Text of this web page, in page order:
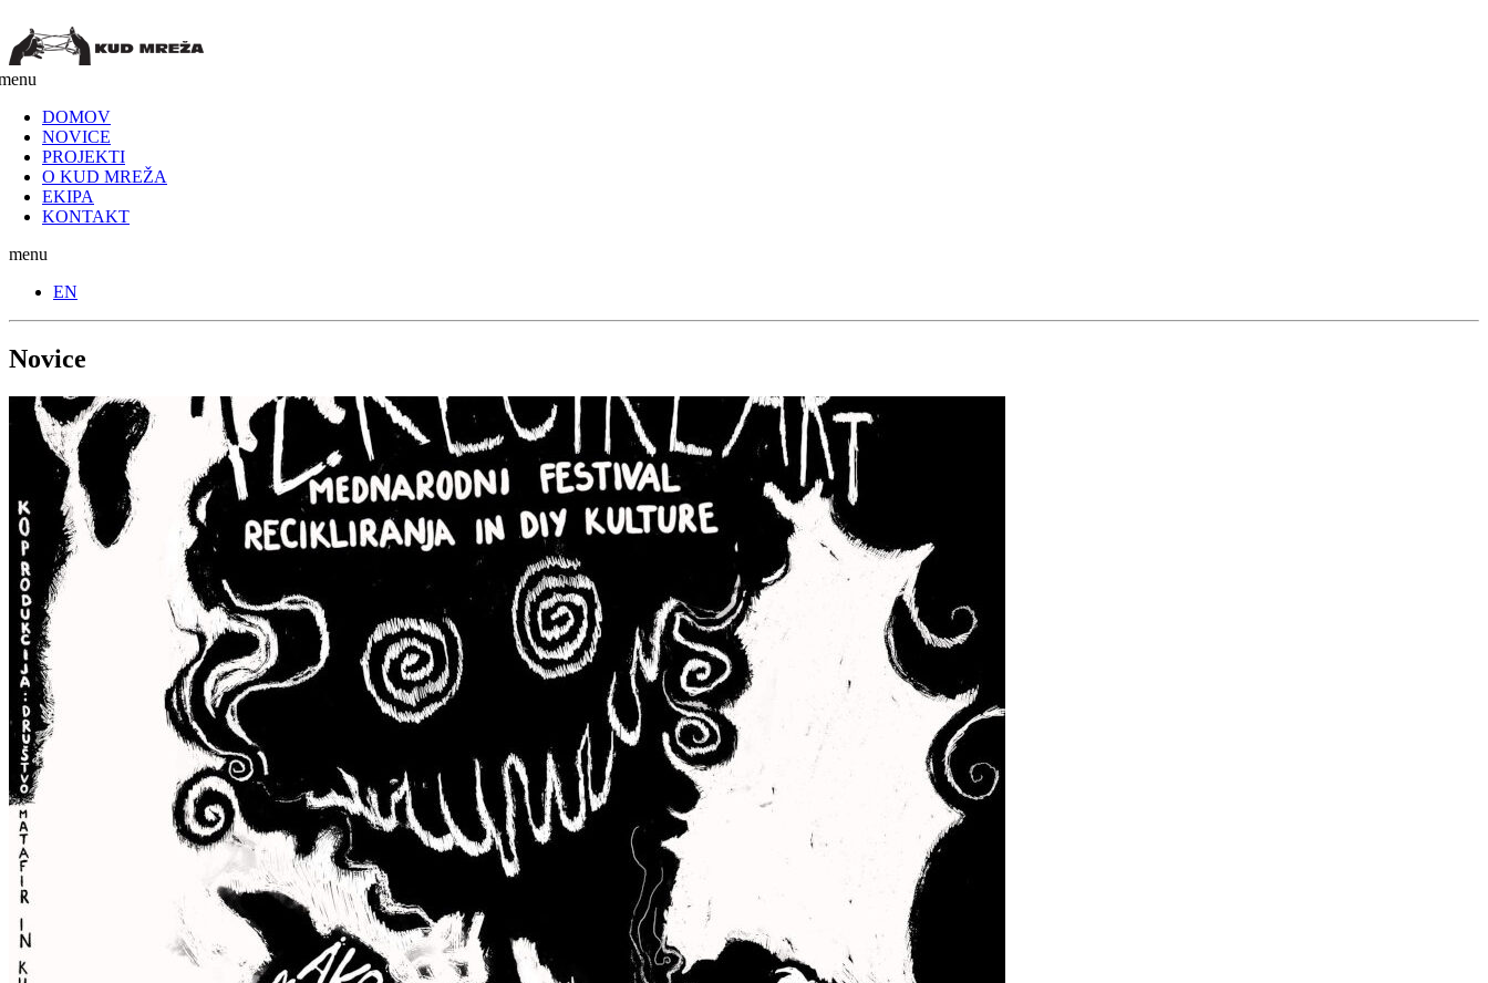
DOMOV
NOVICE
PROJEKTI
O KUD MREŽA
EKIPA
KONTAKT
menu
EN
Novice